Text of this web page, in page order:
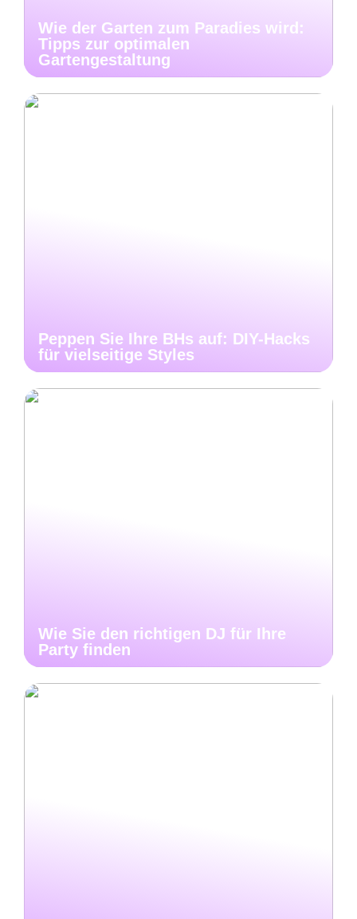
Wie der Garten zum Paradies wird:
Tipps zur optimalen
Gartengestaltung
Peppen Sie Ihre BHs auf: DIY-Hacks
für vielseitige Styles
Wie Sie den richtigen DJ für Ihre
Party finden